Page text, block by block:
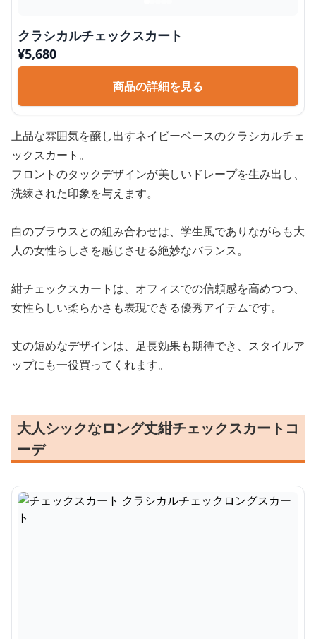
クラシカルチェックスカート
¥5,680
商品の詳細を見る
上品な雰囲気を醸し出すネイビーベースのクラシカルチェ
ックスカート。
フロントのタックデザインが美しいドレープを生み出し、
洗練された印象を与えます。
白のブラウスとの組み合わせは、学生風でありながらも大
人の女性らしさを感じさせる絶妙なバランス。
紺チェックスカートは、オフィスでの信頼感を高めつつ、
女性らしい柔らかさも表現できる優秀アイテムです。
丈の短めなデザインは、足長効果も期待でき、スタイルア
ップにも一役買ってくれます。
大人シックなロング丈紺チェックスカートコ
ーデ